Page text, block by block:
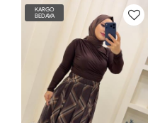
KARGO
BEDAVA